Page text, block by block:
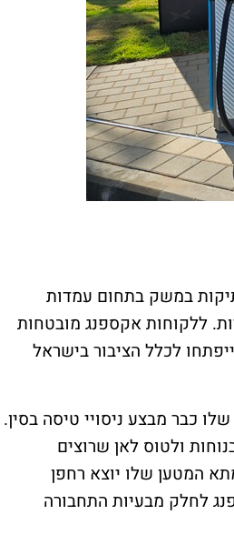
במשק בתחום עמדות
ללקוחות אקספנג מובטחות
לכלל הציבור בישראל
כבר מבצע ניסויי טיסה בסין.
ולטוס לאן שרוצים
המטען שלו יוצא רחפן
לחלק מבעיות התחבורה